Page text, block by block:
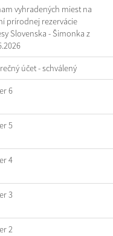
vyhradených miest na
prírodnej rezervácie
Slovenska - Šimonka z
účet - schválený
6
5
4
3
2